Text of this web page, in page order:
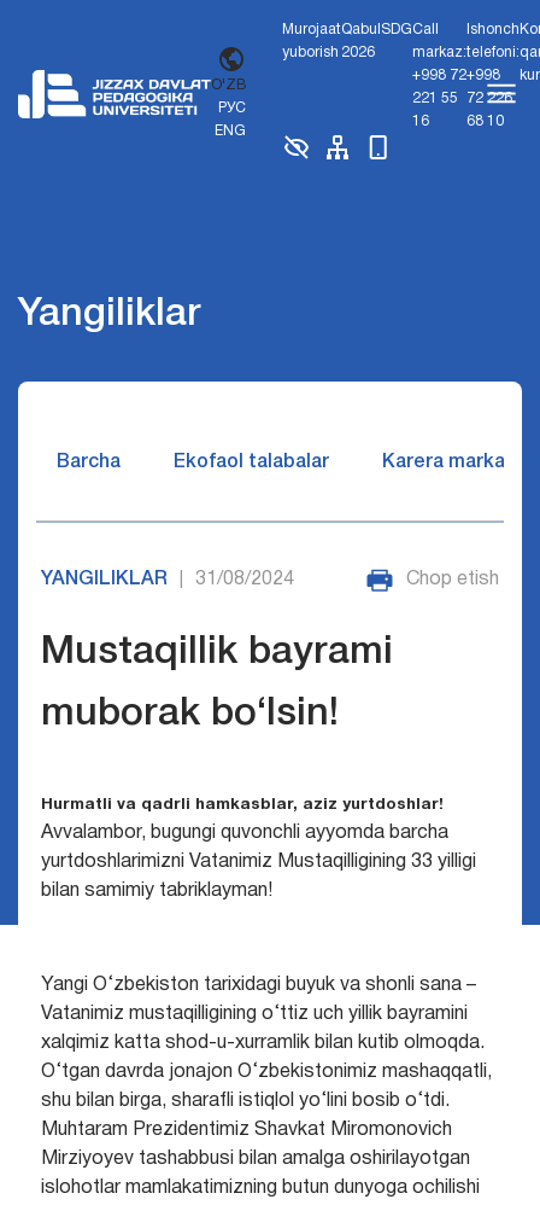
O'ZB
РУС
ENG
Murojaat
yuborish
Qabul
2026
SDGCall
markaz:
+998 72
221 55
16
Ishonch
telefoni:
+998
72 226
68 10
Yangiliklar
Barcha Ekofaol talabalar Karera markazi
YANGILIKLAR 31/08/2024 Chop etish
Mustaqillik bayrami
muborak bo‘lsin!
Hurmatli va qadrli hamkasblar, aziz yurtdoshlar!
Avvalambor, bugungi quvonchli ayyomda barcha
yurtdoshlarimizni Vatanimiz Mustaqilligining 33 yilligi
bilan samimiy tabriklayman!
Yangi O‘zbekiston tarixidagi buyuk va shonli sana –
Vatanimiz mustaqilligining o‘ttiz uch yillik bayramini
xalqimiz katta shod-u-xurramlik bilan kutib olmoqda.
O‘tgan davrda jonajon O‘zbekistonimiz mashaqqatli,
shu bilan birga, sharafli istiqlol yo‘lini bosib o‘tdi.
Muhtaram Prezidentimiz Shavkat Miromonovich
Mirziyoyev tashabbusi bilan amalga oshirilayotgan
islohotlar mamlakatimizning butun dunyoga ochilishi